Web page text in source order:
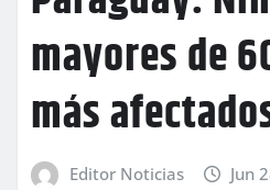
mayores de
más
Editor Noticias Jun